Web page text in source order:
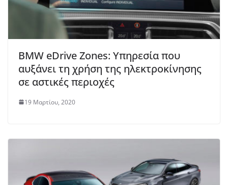
BMW eDrive Zones: Υπηρεσία που
αυξάνει τη χρήση της ηλεκτροκίνησης
σε αστικές περιοχές
19 Μαρτίου, 2020